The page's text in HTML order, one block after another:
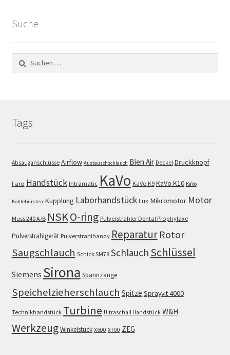
Suche
Suchen
nach:
Tags
Absauganschlüsse Airflow Austauschschlauch Bien Air Deckel Druckknopf
Faro Handstück Intramatic KaVo KaVo K9 KaVo K10 KaVo
Kohlebürsten Kupplung Laborhandstück Lux Mikromotor Motor
Muss 240 A/B NSKO-ring Pulverstrahler Dental Prophylaxe
Pulverstrahlgerät Pulverstrahlhandy Reparatur Rotor
Saugschlauch Schick SM78 Schlauch Schlüssel
Siemens Sirona Spannzange
Speichelzieherschlauch Spitze Sprayvit 4000
Technikhandstück Turbine Ultraschall Handstück W&H
WerkzeugWinkelstück X600 X700 ZEG